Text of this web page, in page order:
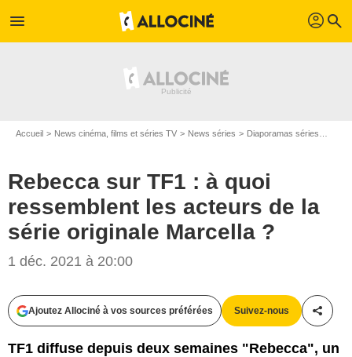
menu profil search
Accueil News cinéma, films et séries TV News séries Diaporamas séries
Rebecca sur TF1 : à quoi
ressemblent les acteurs de la
série originale Marcella ?
1 déc. 2021 à 20:00
Ajoutez Allociné à vos sources préférées Suivez-nous
TF1 diffuse depuis deux semaines "Rebecca", un